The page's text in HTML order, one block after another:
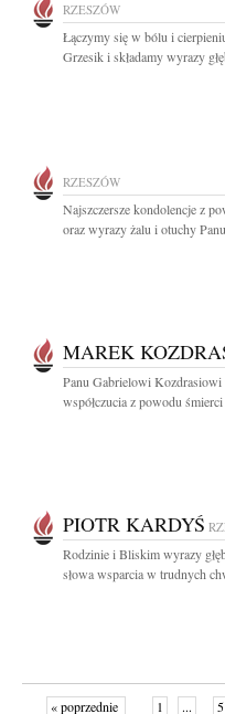
RZESZÓW
Łączymy się w bólu i
Grzesik i składamy wyrazy
RZESZÓW
Najszczersze kondolencje z
oraz wyrazy żalu i otuchy
MAREK
Panu Gabrielowi Kozdrasiowi
współczucia z powodu
PIOTR KARDYŚ
Rodzinie i Bliskim wyrazy
słowa wsparcia w trudnych
« poprzednie 1 ... 5